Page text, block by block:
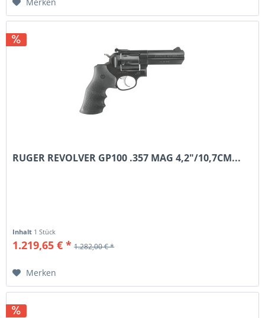
RUGER REVOLVER GP100 .357 MAG 4,2"/10,7CM...
Inhalt 1 Stück
1.219,65 € * 1.282,00 € *
Merken